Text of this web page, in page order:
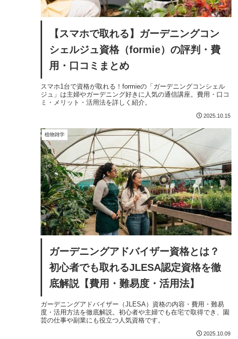
【スマホで取れる】ガーデニングコン
シェルジュ資格（formie）の評判・費
用・口コミまとめ
スマホ1台で資格が取れる！formieの「ガーデニングコンシェル
ジュ」は主婦やガーデニング好きに人気の通信講座。費用・口コ
ミ・メリット・活用法を詳しく紹介。
2025.10.15
植物雑学
ガーデニングアドバイザー資格とは？
初心者でも取れるJLESA認定資格を徹
底解説【費用・難易度・活用法】
ガーデニングアドバイザー（JLESA）資格の内容・費用・難易
度・活用方法を徹底解説。初心者や主婦でも在宅で取得でき、園
芸の仕事や副業にも役立つ人気資格です。
2025.10.09